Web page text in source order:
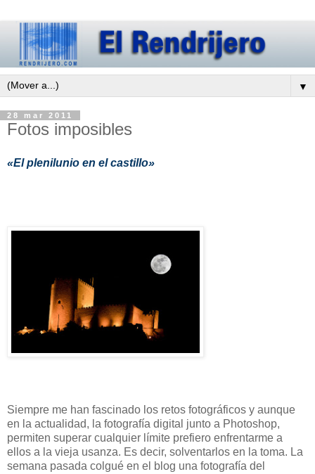
▼
28 mar 2011
Fotos imposibles
«El plenilunio en el castillo»
Siempre me han fascinado los retos fotográficos y aunque
en la actualidad, la fotografía digital junto a Photoshop,
permiten superar cualquier límite prefiero enfrentarme a
ellos a la vieja usanza. Es decir, solventarlos en la toma. La
semana pasada colgué en el blog una fotografía del